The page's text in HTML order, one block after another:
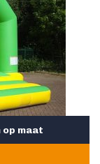
op maat